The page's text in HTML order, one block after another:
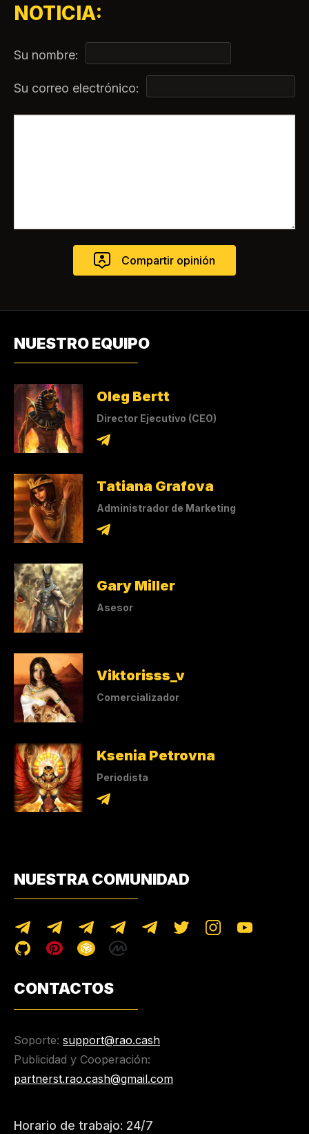
NOTICIA:
Su nombre:
Su correo electrónico:
NUESTRO EQUIPO
Oleg Bertt
Director Ejecutivo (CEO)
Tatiana Grafova
Administrador de Marketing
Gary Miller
Asesor
Viktorisss_v
Comercializador
Ksenia Petrovna
Periodista
NUESTRA COMUNIDAD
CONTACTOS
Soporte: support@rao.cash
Publicidad y Cooperación:
partnerst.rao.cash@gmail.com
Horario de trabajo: 24/7